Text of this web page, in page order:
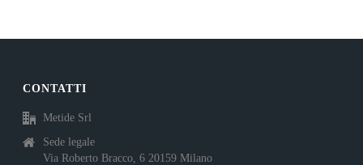
CONTATTI
Metide Srl
Sede legale
Via Roberto Bracco, 6 20159 Milano